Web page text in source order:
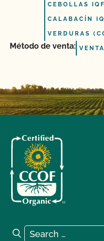
CEBOLLAS IQF
CALABACÍN
VERDURAS
Método de venta:
Search for:
Search